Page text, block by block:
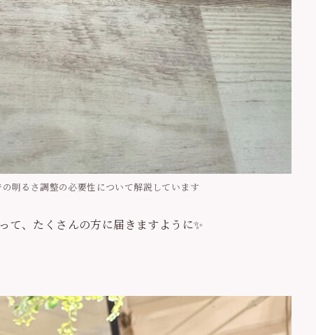
明るさ調整の必要性について解説しています
て、たくさんの方に届きますように✨